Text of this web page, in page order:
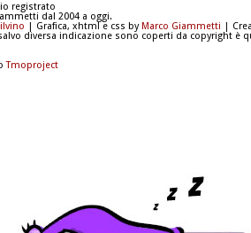
registrato
dal 2004 a oggi.
| Grafica, xhtml e css byMarco Giammetti |
diversa indicazione sono coperti da copyright è
Tmoproject